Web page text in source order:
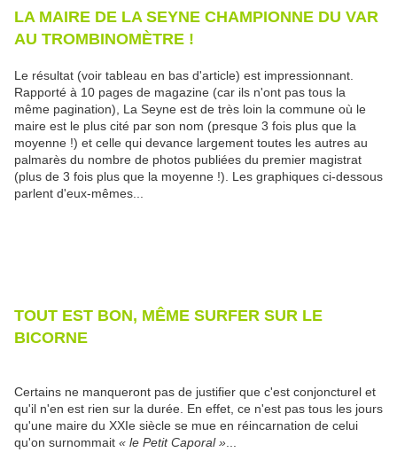
LA MAIRE DE LA SEYNE CHAMPIONNE DU VAR
AU TROMBINOMÈTRE !
Le résultat (voir tableau en bas d'article) est impressionnant.
Rapporté à 10 pages de magazine (car ils n'ont pas tous la
même pagination), La Seyne est de très loin la commune où le
maire est le plus cité par son nom (presque 3 fois plus que la
moyenne !) et celle qui devance largement toutes les autres au
palmarès du nombre de photos publiées du premier magistrat
(plus de 3 fois plus que la moyenne !). Les graphiques ci-dessous
parlent d'eux-mêmes...
TOUT EST BON, MÊME SURFER SUR LE
BICORNE
Certains ne manqueront pas de justifier que c'est conjoncturel et
qu'il n'en est rien sur la durée. En effet, ce n'est pas tous les jours
qu'une maire du XXIe siècle se mue en réincarnation de celui
qu'on surnommait « le Petit Caporal »